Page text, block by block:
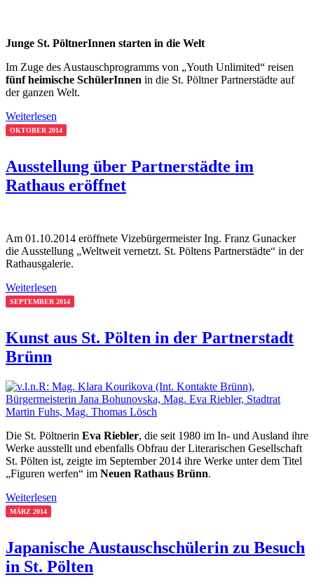
Junge St. PöltnerInnen starten in die Welt
Im Zuge des Austauschprogramms von „Youth Unlimited“ reisen
fünf heimische SchülerInnen in die St. Pöltner Partnerstädte auf
der ganzen Welt.
Weiterlesen
OKTOBER 2014
Ausstellung über Partnerstädte im
Rathaus eröffnet
Am 01.10.2014 eröffnete Vizebürgermeister Ing. Franz Gunacker
die Ausstellung „Weltweit vernetzt. St. Pöltens Partnerstädte“ in der
Rathausgalerie.
Weiterlesen
SEPTEMBER 2014
Kunst aus St. Pölten in der Partnerstadt
Brünn
Die St. Pöltnerin Eva Riebler, die seit 1980 im In- und Ausland ihre
Werke ausstellt und ebenfalls Obfrau der Literarischen Gesellschaft
St. Pölten ist, zeigte im September 2014 ihre Werke unter dem Titel
„Figuren werfen“ im Neuen Rathaus Brünn.
Weiterlesen
MÄRZ 2014
Japanische Austauschschülerin zu Besuch
in St. Pölten